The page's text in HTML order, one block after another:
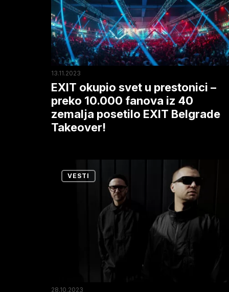
prestonici
–
preko
10.000
fanova
iz
40
zemalja
posetilo
Takeover!
13.11.2023
EXIT okupio svet u prestonici –
preko 10.000 fanova iz 40
zemalja posetilo EXIT Belgrade
Takeover!
veliki
jedan
VESTI
28.10.2023